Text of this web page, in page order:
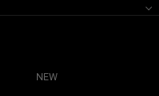
NEW